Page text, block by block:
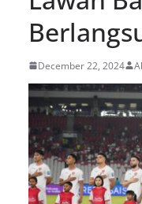
December 22, 2024